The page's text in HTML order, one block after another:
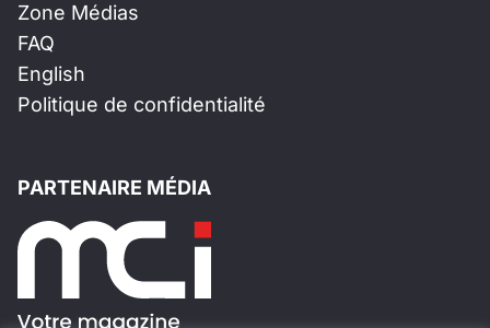
Zone Médias
FAQ
English
Politique de confidentialité
PARTENAIRE MÉDIA